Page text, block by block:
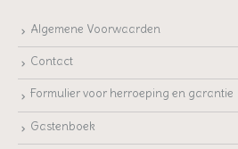
Algemene Voorwaarden
Contact
Formulier voor herroeping en garantie
Gastenboek